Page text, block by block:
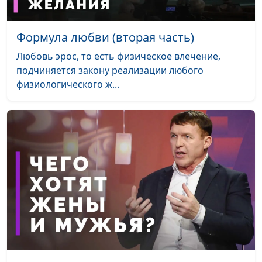
взаимоотношениям
Когда и как закончить
абьюзивные отношения
Мария Мараханова,
священнослужитель,
психолог,
взаимоотношениям
Как изменить абьюзера?
Мария Мараханова ,
Александр Сахаров,
священнослужитель,
психолог,
консультант по
семейным
взаимоотношениям
#659
Как уйти от абьюзера с
Мария Мараханова ,
#658
Формула любви (вторая часть)
Любовь эрос, то есть физическое влечение,
подчиняется закону реализации любого
физиологического ж...